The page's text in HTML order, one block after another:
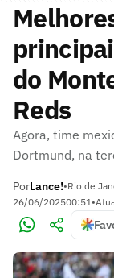
do
Reds
Agora, time
Dortmund, na
PorLance!•Rio de
26/06/202500:51•